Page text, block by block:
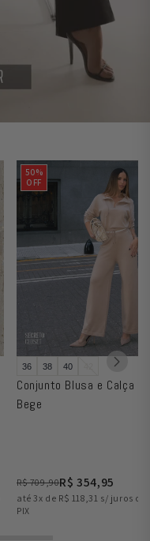
50%
OFF
36 38 40
Conjunto Blusa e Calça
Bege
R$ 709,90R$ 354,95
até 3x de R$ 118,31 s/ juros
PIX